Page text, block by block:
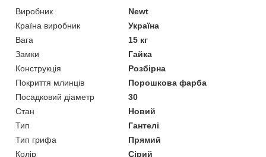
Виробник
Newt
Країна виробник
Україна
Вага
15 кг
Замки
Гайка
Конструкція
Розбірна
Покриття млинців
Порошкова фарба
Посадковий діаметр
30
Стан
Новий
Тип
Гантелі
Тип грифа
Прямий
Колір
Сірий